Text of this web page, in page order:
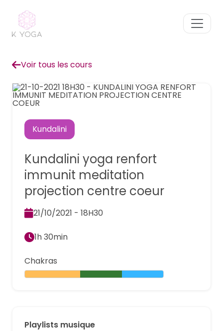
Voir tous les cours
Kundalini
Chakras
Kundalini yoga renfort
immunit meditation
projection centre coeur
21/10/2021 - 18H30
1h 30min
Playlists musique